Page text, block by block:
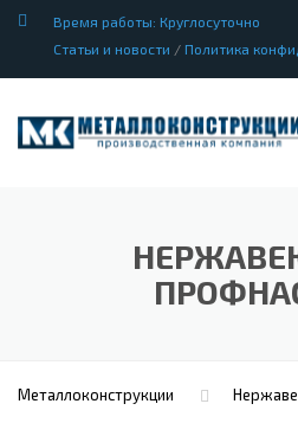
Время работы: Круглосуточно
Статьи и новости / Политика
Металлоконструкции